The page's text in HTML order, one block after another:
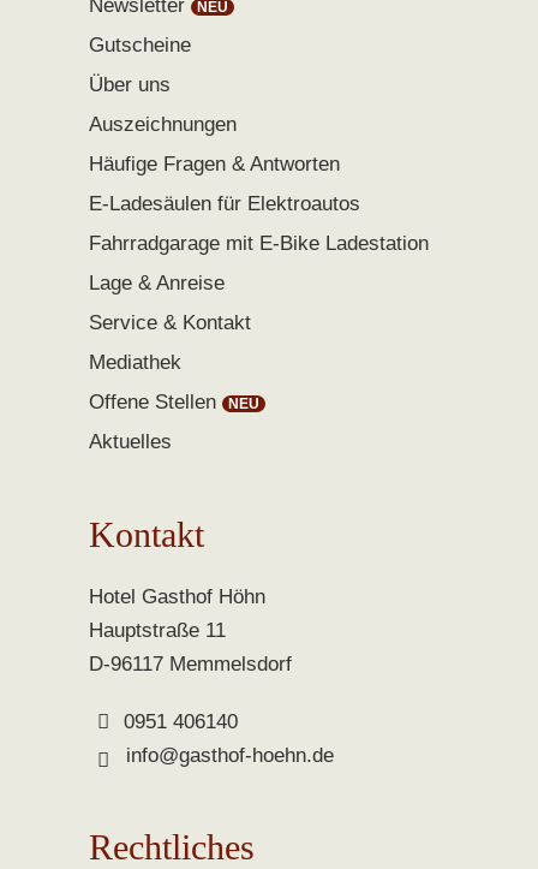
Newsletter
Gutscheine
Über uns
Auszeichnungen
Häufige Fragen & Antworten
E-Ladesäulen für Elektroautos
Fahrradgarage mit E-Bike Ladestation
Lage & Anreise
Service & Kontakt
Mediathek
Offene Stellen
Aktuelles
Kontakt
Hotel Gasthof Höhn
Hauptstraße 11
D-96117 Memmelsdorf
0951 406140
info@gasthof-hoehn.de
Rechtliches